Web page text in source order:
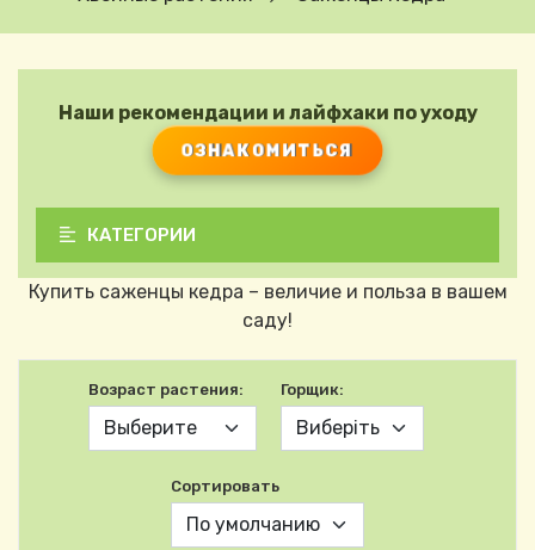
Наши рекомендации и лайфхаки по уходу
ОЗНАКОМИТЬСЯ
КАТЕГОРИИ
Купить саженцы кедра – величие и польза в вашем
саду!
Возраст растения: Горщик:
Сортировать